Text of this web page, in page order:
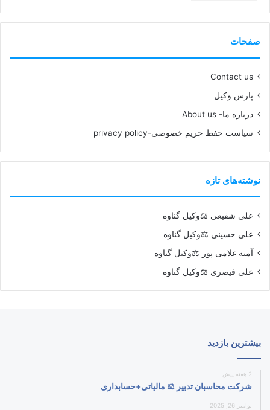
صفحات
Contact us
پارس وکیل
درباره ما- About us
سیاست حفظ حریم خصوصی-privacy policy
نوشته‌های تازه
علی شفیعی ⚖️وکیل گناوه
علی حسینی ⚖️وکیل گناوه
آمنه غلامی پور ⚖️وکیل گناوه
علی قیصری ⚖️وکیل گناوه
بیشترین بازدید
2 هفته پیش
شرکت محاسبان تدبیر ⚖️ مالیاتی+حسابداری
نوامبر 26, 2025